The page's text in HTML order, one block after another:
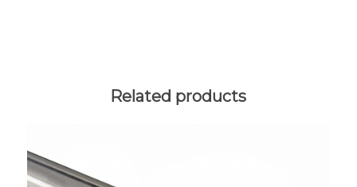
Related products